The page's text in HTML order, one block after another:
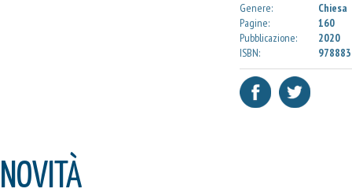
Genere:
Chiesa
Pagine:
160
Pubblicazione:
2020
ISBN:
NOVITÀ